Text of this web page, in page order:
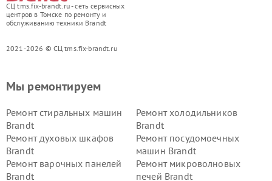
СЦ tms.fix-brandt.ru - сеть сервисных
центров в Томске по ремонту и
обслуживанию техники Brandt
2021-2026 © СЦ tms.fix-brandt.ru
Мы ремонтируем
Ремонт стиральных машин
Brandt
Ремонт холодильников
Brandt
Ремонт духовых шкафов
Brandt
Ремонт посудомоечных
машин Brandt
Ремонт варочных панелей
Brandt
Ремонт микроволновых
печей Brandt